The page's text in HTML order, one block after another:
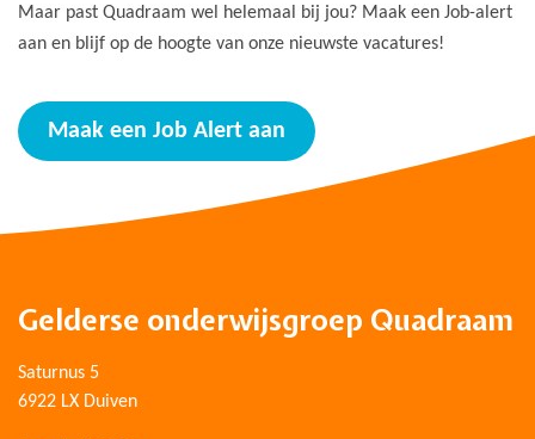
Maar past Quadraam wel helemaal bij jou? Maak een Job-alert
aan en blijf op de hoogte van onze nieuwste vacatures!
Maak een Job Alert aan
Gelderse onderwijsgroep Quadraam
Saturnus 5
6922 LX Duiven